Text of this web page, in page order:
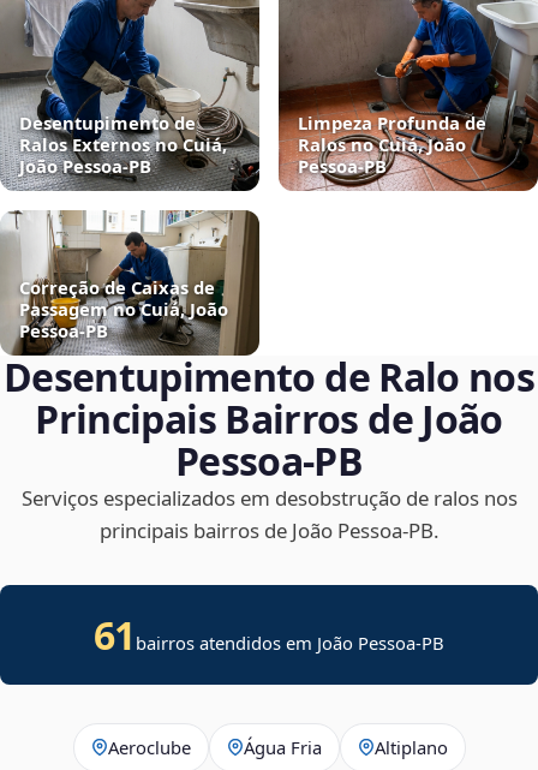
Desentupimento de
Ralos Externos no Cuiá,
João Pessoa‑PB
Limpeza Profunda de
Ralos no Cuiá, João
Pessoa‑PB
Correção de Caixas de
Passagem no Cuiá, João
Pessoa‑PB
Desentupimento de Ralo nos
Principais Bairros de João
Pessoa‑PB
Serviços especializados em desobstrução de ralos nos
principais bairros de João Pessoa‑PB.
61 bairros atendidos em João Pessoa-PB
Aeroclube Água Fria Altiplano